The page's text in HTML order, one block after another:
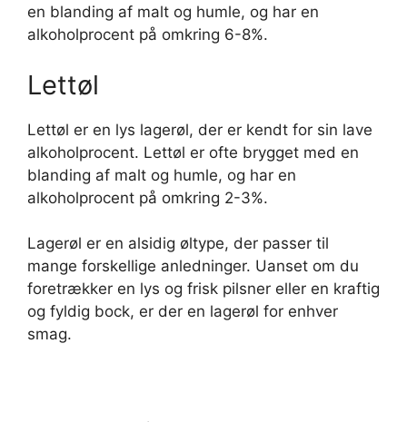
en blanding af malt og humle, og har en
alkoholprocent på omkring 6-8%.
Lettøl
Lettøl er en lys lagerøl, der er kendt for sin lave
alkoholprocent. Lettøl er ofte brygget med en
blanding af malt og humle, og har en
alkoholprocent på omkring 2-3%.
Lagerøl er en alsidig øltype, der passer til
mange forskellige anledninger. Uanset om du
foretrækker en lys og frisk pilsner eller en kraftig
og fyldig bock, er der en lagerøl for enhver
smag.